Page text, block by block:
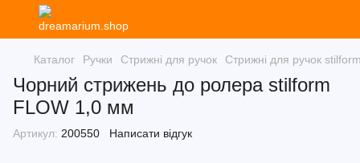
Каталог Ручки Стрижні для ручок Стрижні для ручок
Чорний стрижень до ролера stilform
FLOW 1,0 мм
Артикул: 200550 Написати відгук